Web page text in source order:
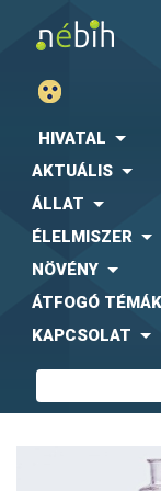
HIVATAL
AKTUÁLIS
ÁLLAT
ÉLELMISZER
NÖVÉNY
ÁTFOGÓ TÉMÁK
KAPCSOLAT